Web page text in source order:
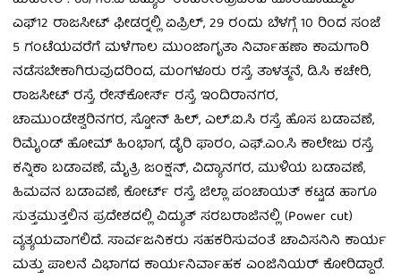
ಎಫ್12 ರಾಜಸೀಟ್ ಫೀಡರ್‍ನಲ್ಲಿ ಏಪ್ರಿಲ್, 29 ರಂದು ಬೆಳಗ್ಗೆ 10 ರಿಂದ ಸಂಜೆ
5 ಗಂಟೆಯವರೆಗೆ ಮಳೆಗಾಲ ಮುಂಜಾಗೃತಾ ನಿರ್ವಾಹಣಾ ಕಾಮಗಾರಿ
ನಡೆಸಬೇಕಾಗಿರುವುದರಿಂದ, ಮಂಗಳೂರು ರಸ್ತೆ, ತಾಳತ್ಮನೆ, ಡಿ.ಸಿ ಕಚೇರಿ,
ರಾಜಸೀಟ್ ರಸ್ತೆ, ರೇಸ್‍ಕೋರ್ಸ್ ರಸ್ತೆ, ಇಂದಿರಾನಗರ,
ಚಾಮುಂಡೇಶ್ವರಿನಗರ, ಸ್ಟೋನ್ ಹಿಲ್, ಎಲ್.ಐ.ಸಿ ರಸ್ತೆ, ಹೊಸ ಬಡಾವಣೆ,
ರಿಮೈಂಡ್ ಹೋಮ್ ಹಿಂಭಾಗ, ಡೈರಿ ಫಾರಂ, ಎಫ್.ಎಂ.ಸಿ ಕಾಲೇಜು ರಸ್ತೆ,
ಕನ್ನಿಕಾ ಬಡಾವಣೆ, ಮೈತ್ರಿ ಜಂಕ್ಷನ್, ವಿದ್ಯಾನಗರ, ಮುಳಿಯ ಬಡಾವಣೆ,
ಹಿಮವನ ಬಡಾವಣೆ, ಕೋರ್ಟ್ ರಸ್ತೆ, ಜಿಲ್ಲಾ ಪಂಚಾಯತ್ ಕಟ್ಟಡ ಹಾಗೂ
ಸುತ್ತಮುತ್ತಲಿನ ಪ್ರದೇಶದಲ್ಲಿ ವಿದ್ಯುತ್ ಸರಬರಾಜಿನಲ್ಲಿ (Power cut)
ವ್ಯತ್ಯಯವಾಗಲಿದೆ. ಸಾರ್ವಜನಿಕರು ಸಹಕರಿಸುವಂತೆ ಚಾವಿಸನಿನಿ ಕಾರ್ಯ
ಮತ್ತು ಪಾಲನೆ ವಿಭಾಗದ ಕಾರ್ಯನಿರ್ವಾಹಕ ಎಂಜಿನಿಯರ್ ಕೋರಿದ್ದಾರೆ.